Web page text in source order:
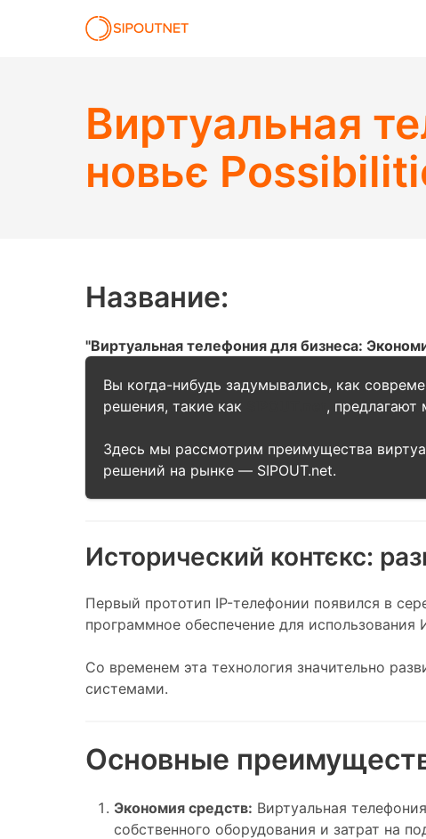
Виртуальная
новьє
Название:
"Виртуальная телефония для бизнеса:
Вы когда-нибудь задумывались, как
решения, такие как
, предлагают
Здесь мы рассмотрим преимущества
решений на рынке — SIPOUT.net.
Исторический контєкс:
Первый прототип IP-телефонии появился в
программное обеспечение для
Со временем эта технология значительно
системами.
Основные
Экономия средств: Виртуальная
собственного оборудования и затрат на